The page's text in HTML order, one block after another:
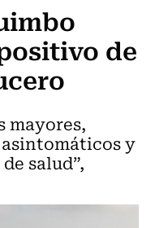
de
mayores,
y
salud”,